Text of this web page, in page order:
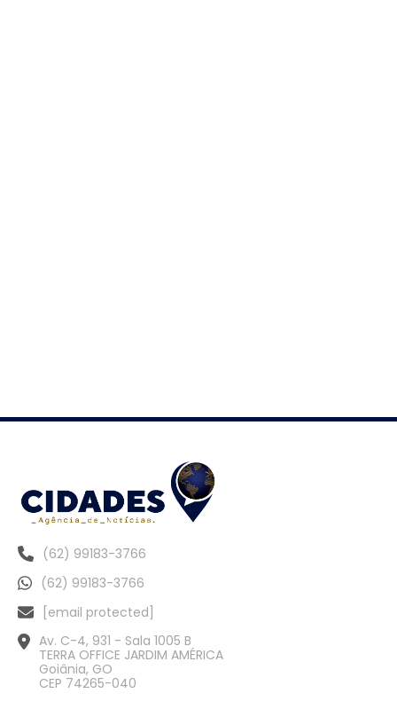
(62) 99183-3766
(62) 99183-3766
[email protected]
Av. C-4, 931 - Sala 1005 B
TERRA OFFICE JARDIM AMÉRICA
Goiânia, GO
CEP 74265-040